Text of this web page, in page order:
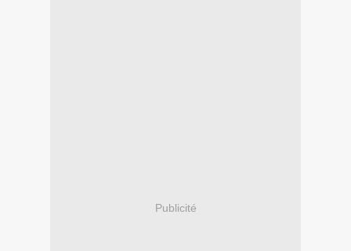
Publicité